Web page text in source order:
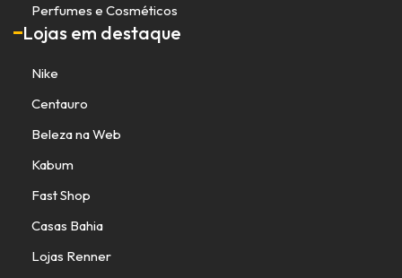
Perfumes e Cosméticos
Lojas em destaque
Nike
Centauro
Beleza na Web
Kabum
Fast Shop
Casas Bahia
Lojas Renner